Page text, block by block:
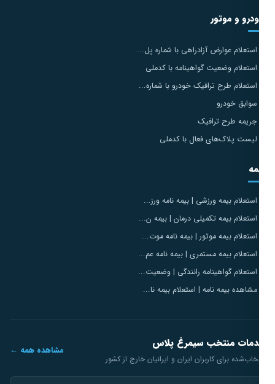
و موتور
استعلام عوارض آزادراهی با شماره پل...
استعلام وضعیت گواهینامه با کدملی
استعلام طرح ترافیک خودرو با شماره...
سوابق خودرو
جریمه طرح ترافیک
لیست پلاک‌های فعال با کدملی
استعلام بیمه ورزشی | بیمه نامه ورز...
استعلام بیمه تکمیلی درمان | بیمه ن...
استعلام بیمه موتور | بیمه نامه موت...
استعلام بیمه مستمری | بیمه نامه عم...
استعلام گواهینامه رانندگی | وضعیت...
مشاهده بیمه نامه | استعلام بیمه نا...
منتخب سیمرغ پلاس
برای کاربران ایران و ایرانیان خارج از کشور
مشاهده همه ←